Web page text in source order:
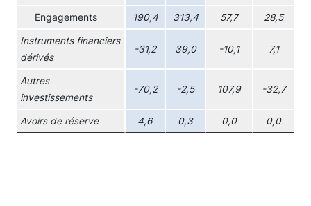
Engagements 190,4 313,4 57,7 28,5
Instruments financiers
dérivés
-31,2 39,0 -10,1 7,1
Autres
investissements
-70,2 -2,5 107,9 -32,7
Avoirs de réserve 4,6 0,3 0,0 0,0